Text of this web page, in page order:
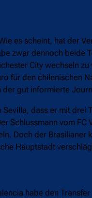
es scheint, hat der
zwar dennoch beide
City wechseln
für den chilenischen
gut informierte
dass er mit drei
Schlussmann vom
Doch der Brasilianer
Hauptstadt
habe den